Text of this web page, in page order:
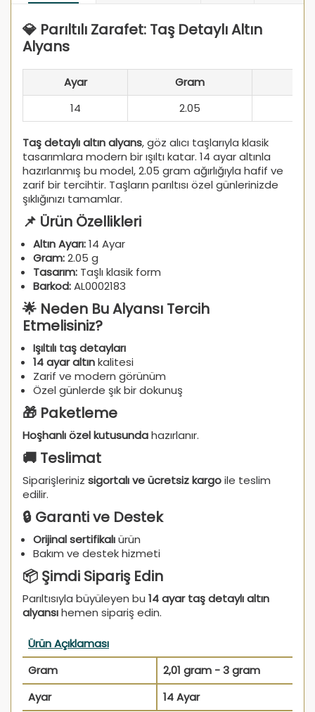
💎 Parıltılı Zarafet: Taş Detaylı Altın
Alyans
Ayar
Gram
14
2.05
Taş detaylı altın alyans, göz alıcı taşlarıyla klasik
tasarımlara modern bir ışıltı katar. 14 ayar altınla
hazırlanmış bu model, 2.05 gram ağırlığıyla hafif ve
zarif bir tercihtir. Taşların parıltısı özel günlerinizde
şıklığınızı tamamlar.
📌 Ürün Özellikleri
Altın Ayarı:14 Ayar
Gram:2.05 g
Tasarım: Taşlı klasik form
Barkod:AL0002183
🌟 Neden Bu Alyansı Tercih
Etmelisiniz?
Işıltılı taş detayları
14 ayar altınkalitesi
Zarif ve modern görünüm
Özel günlerde şık bir dokunuş
🎁 Paketleme
Hoşhanlı özel kutusundahazırlanır.
🚚 Teslimat
Siparişleriniz sigortalı ve ücretsiz kargoile teslim
edilir.
🔒 Garanti ve Destek
Orijinal sertifikalıürün
Bakım ve destek hizmeti
📦 Şimdi Sipariş Edin
Parıltısıyla büyüleyen bu 14 ayar taş detaylı altın
alyansıhemen sipariş edin.
Ürün Açıklaması
Gram
2,01 gram - 3 gram
Ayar
14 Ayar